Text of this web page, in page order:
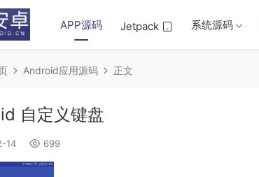
APP源码 Jetpack 系统源码
Android应用源码 正文
自定义键盘
14 699